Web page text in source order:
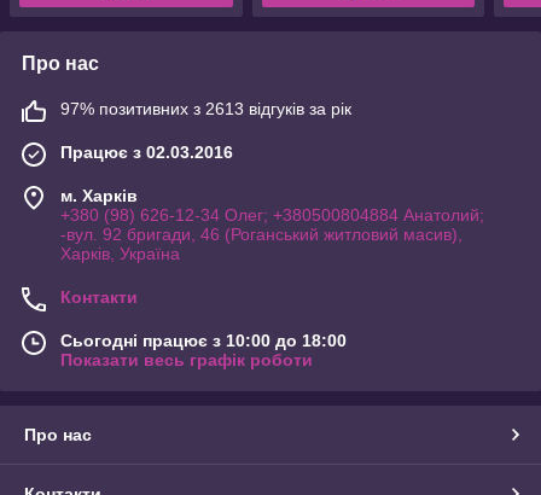
Про нас
97% позитивних з 2613 відгуків за рік
Працює з 02.03.2016
м. Харків
+380 (98) 626-12-34 Олег; +380500804884 Анатолий;
-вул. 92 бригади, 46 (Роганський житловий масив),
Харків, Україна
Контакти
Сьогодні працює з 10:00 до 18:00
Показати весь графік роботи
Про нас